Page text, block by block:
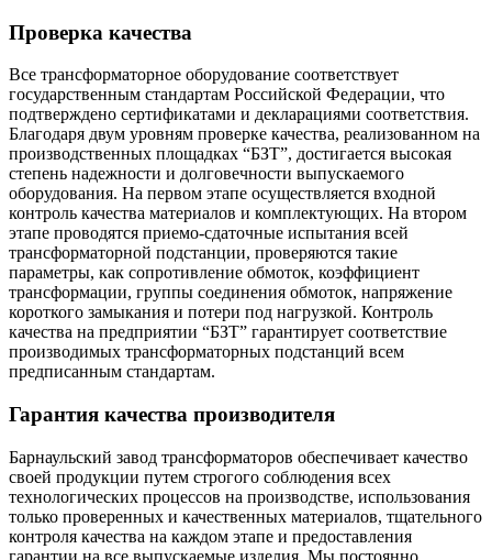
Проверка качества
Все трансформаторное оборудование соответствует
государственным стандартам Российской Федерации, что
подтверждено сертификатами и декларациями соответствия.
Благодаря двум уровням проверке качества, реализованном на
производственных площадках “БЗТ”, достигается высокая
степень надежности и долговечности выпускаемого
оборудования. На первом этапе осуществляется входной
контроль качества материалов и комплектующих. На втором
этапе проводятся приемо-сдаточные испытания всей
трансформаторной подстанции, проверяются такие
параметры, как сопротивление обмоток, коэффициент
трансформации, группы соединения обмоток, напряжение
короткого замыкания и потери под нагрузкой. Контроль
качества на предприятии “БЗТ” гарантирует соответствие
производимых трансформаторных подстанций всем
предписанным стандартам.
Гарантия качества производителя
Барнаульский завод трансформаторов обеспечивает качество
своей продукции путем строгого соблюдения всех
технологических процессов на производстве, использования
только проверенных и качественных материалов, тщательного
контроля качества на каждом этапе и предоставления
гарантии на все выпускаемые изделия. Мы постоянно